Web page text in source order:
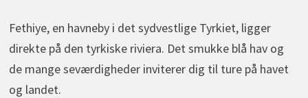
Fethiye, en havneby i det sydvestlige Tyrkiet, ligger
direkte på den tyrkiske riviera. Det smukke blå hav og
de mange seværdigheder inviterer dig til ture på havet
og landet.